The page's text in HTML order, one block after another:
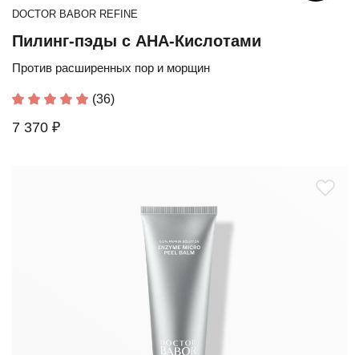
DOCTOR BABOR REFINE
Пилинг-пэды с АНА-Кислотами
Против расширенных пор и морщин
(36)
7 370 ₽